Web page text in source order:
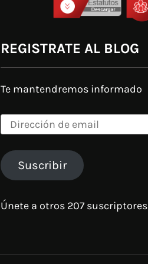
REGISTRATE AL BLOG
Te mantendremos informado
Dirección
emailSuscribir
Únete a otros 207 suscriptores